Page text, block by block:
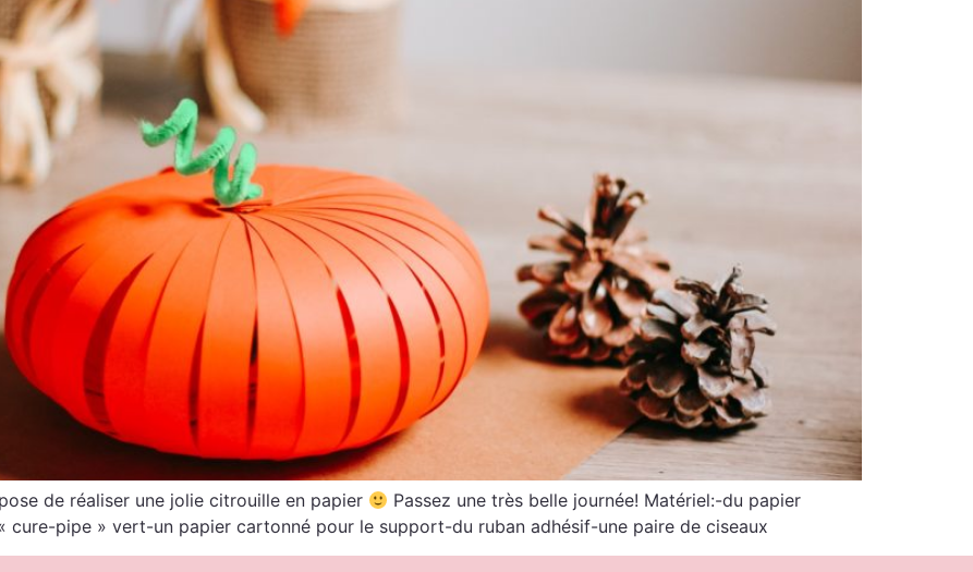
de réaliser une jolie citrouille en papier
Passez une très belle journée! Matériel:-du papier
pipe » vert-un papier cartonné pour le support-du ruban adhésif-une paire de ciseaux